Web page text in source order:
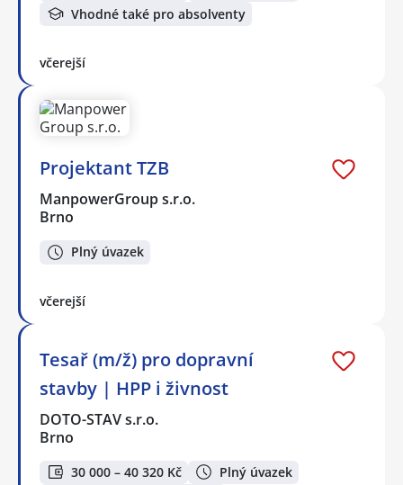
Vhodné také pro absolventy
včerejší
Projektant TZB
ManpowerGroup s.r.o.
Brno
Plný úvazek
včerejší
Tesař (m/ž) pro dopravní
stavby | HPP i živnost
DOTO-STAV s.r.o.
Brno
30 000 – 40 320 Kč
Plný úvazek